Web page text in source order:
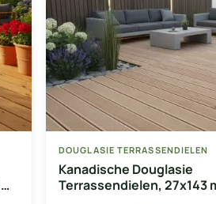
DOUGLASIE TERRASSENDIELEN
Kanadische Douglasie
Terrassendielen, 27x143